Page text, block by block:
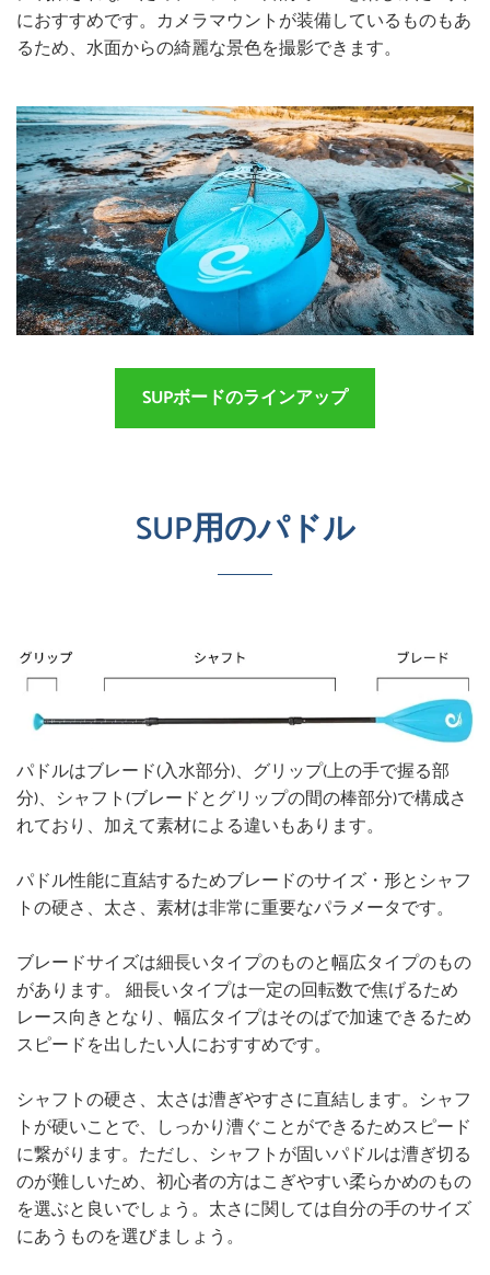
におすすめです。カメラマウントが装備しているものもあ
るため、水面からの綺麗な景色を撮影できます。
SUPボードのラインアップ
SUP用のパドル
パドルはブレード(入水部分)、グリップ(上の手で握る部
分)、シャフト(ブレードとグリップの間の棒部分)で構成さ
れており、加えて素材による違いもあります。
パドル性能に直結するためブレードのサイズ・形とシャフ
トの硬さ、太さ、素材は非常に重要なパラメータです。
ブレードサイズは細長いタイプのものと幅広タイプのもの
があります。 細長いタイプは一定の回転数で焦げるため
レース向きとなり、幅広タイプはそのばで加速できるため
スピードを出したい人におすすめです。
シャフトの硬さ、太さは漕ぎやすさに直結します。シャフ
トが硬いことで、しっかり漕ぐことができるためスピード
に繋がります。ただし、シャフトが固いパドルは漕ぎ切る
のが難しいため、初心者の方はこぎやすい柔らかめのもの
を選ぶと良いでしょう。太さに関しては自分の手のサイズ
にあうものを選びましょう。